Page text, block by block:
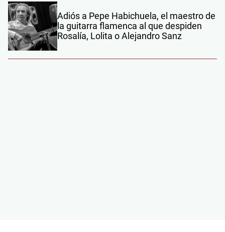
Adiós a Pepe Habichuela, el maestro de
la guitarra flamenca al que despiden
Rosalía, Lolita o Alejandro Sanz